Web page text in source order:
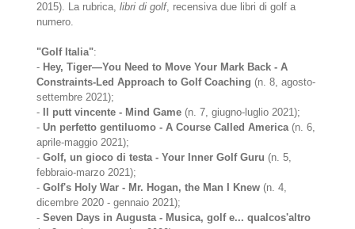
2015). La rubrica,libri di golf, recensiva due libri di golf a
numero.
"Golf Italia":
- Hey, Tiger—You Need to Move Your Mark Back - A
Constraints-Led Approach to Golf Coaching (n. 8, agosto-
settembre 2021);
-
Il putt vincente - Mind Game (n. 7, giugno-luglio 2021);
-Un perfetto gentiluomo - A Course Called America(n. 6,
aprile-maggio 2021);
-Golf, un gioco di testa - Your Inner Golf Guru (n. 5,
febbraio-marzo 2021);
-Golf's Holy War - Mr. Hogan, the Man I Knew (n. 4,
dicembre 2020 - gennaio 2021);
-Seven Days in Augusta - Musica, golf e... qualcos'altro